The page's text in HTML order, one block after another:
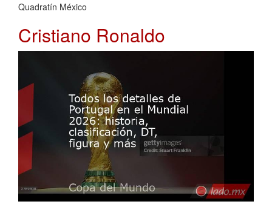
Quadratín México
Cristiano Ronaldo